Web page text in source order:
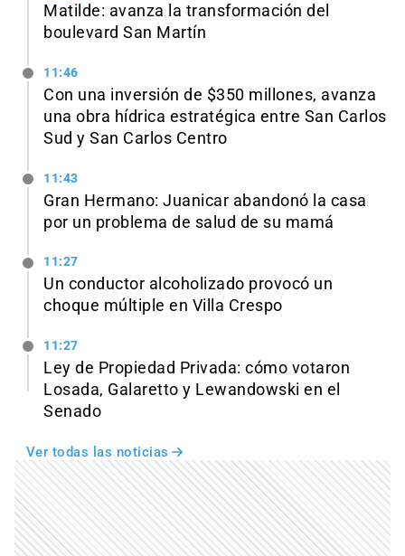
Matilde: avanza la transformación del
boulevard San Martín
11:46
Con una inversión de $350 millones, avanza
una obra hídrica estratégica entre San Carlos
Sud y San Carlos Centro
11:43
Gran Hermano: Juanicar abandonó la casa
por un problema de salud de su mamá
11:27
Un conductor alcoholizado provocó un
choque múltiple en Villa Crespo
11:27
Ley de Propiedad Privada: cómo votaron
Losada, Galaretto y Lewandowski en el
Senado
Ver todas las noticias